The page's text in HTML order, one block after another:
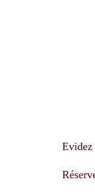
Evidez